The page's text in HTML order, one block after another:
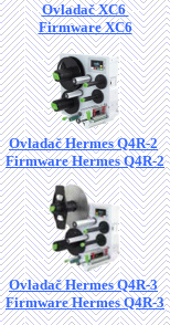
Ovladač XC6
Firmware XC6
Ovladač Hermes Q4R-2
Firmware Hermes Q4R-2
Ovladač Hermes Q4R-3
Firmware Hermes Q4R-3